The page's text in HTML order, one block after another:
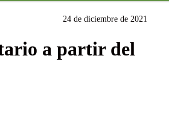
24 de diciembre de 2021
a partir del